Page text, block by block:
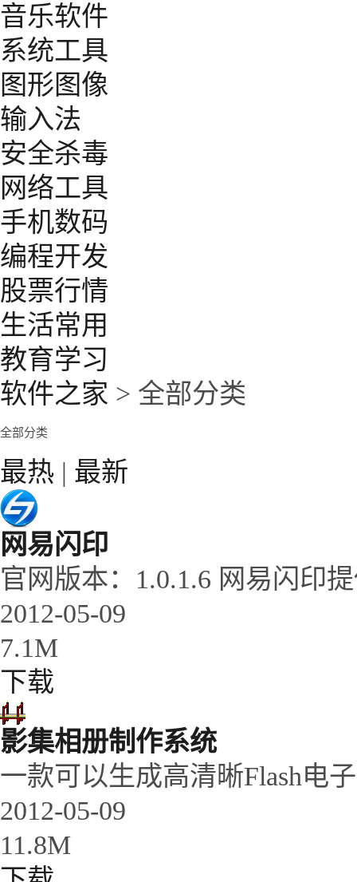
音乐软件
系统工具
图形图像
输入法
安全杀毒
网络工具
手机数码
编程开发
股票行情
生活常用
教育学习
软件之家 > 全部分类
全部分类
最热 | 最新
网易闪印
官网版本：1.0.1.6 网易闪印
2012-05-09
7.1M
下载
影集相册制作系统
一款可以生成高清晰Flash电
2012-05-09
11.8M